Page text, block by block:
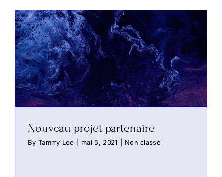
Nouveau projet partenaire
By Tammy Lee mai 5, 2021 Non classé